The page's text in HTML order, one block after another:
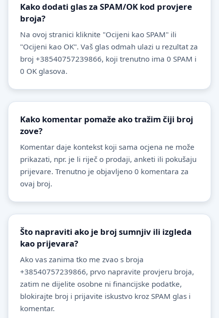
Kako dodati glas za SPAM/OK kod provjere
broja?
Na ovoj stranici kliknite "Ocijeni kao SPAM" ili
"Ocijeni kao OK". Vaš glas odmah ulazi u rezultat za
broj +38540757239866, koji trenutno ima 0 SPAM i
0 OK glasova.
Kako komentar pomaže ako tražim čiji broj
zove?
Komentar daje kontekst koji sama ocjena ne može
prikazati, npr. je li riječ o prodaji, anketi ili pokušaju
prijevare. Trenutno je objavljeno 0 komentara za
ovaj broj.
Što napraviti ako je broj sumnjiv ili izgleda
kao prijevara?
Ako vas zanima tko me zvao s broja
+38540757239866, prvo napravite provjeru broja,
zatim ne dijelite osobne ni financijske podatke,
blokirajte broj i prijavite iskustvo kroz SPAM glas i
komentar.